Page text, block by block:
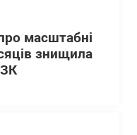
масштабні
знищила